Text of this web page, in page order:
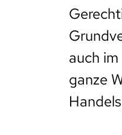
auch
ganze